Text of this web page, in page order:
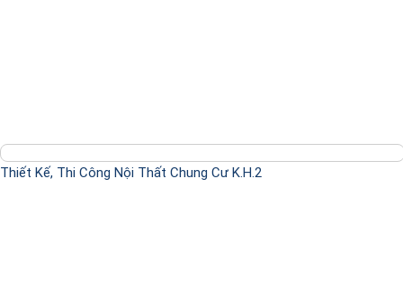
Thiết Kế, Thi Công Nội Thất Chung Cư K.H.2